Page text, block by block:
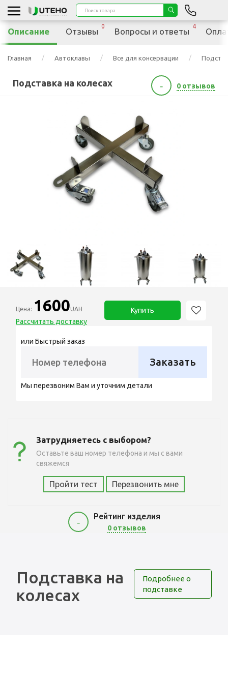
Главная Автоклавы Все для консервации
Подставка на колесах - 0 отзывов
Цена: 1600UAH
Рассчитать доставку
Купить
или Быстрый заказ
Заказать
Мы перезвоним Вам и уточним детали
Затрудняетесь с выбором?
Оставьте ваш номер телефона и мы с вами
свяжемся
Пройти тест Перезвонить мне
-
Рейтинг изделия
0 отзывов
Описание Отзывы
0
Вопросы и ответы
4
Подставка на
колесах
Подробнее о
подставке